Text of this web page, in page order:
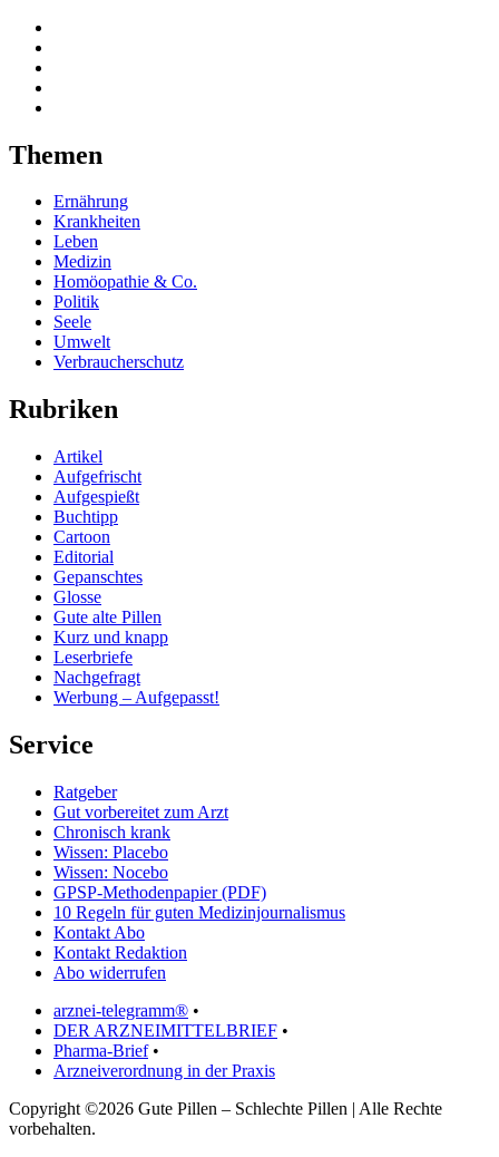
Themen
Ernährung
Krankheiten
Leben
Medizin
Homöopathie & Co.
Politik
Seele
Umwelt
Verbraucherschutz
Rubriken
Artikel
Aufgefrischt
Aufgespießt
Buchtipp
Cartoon
Editorial
Gepanschtes
Glosse
Gute alte Pillen
Kurz und knapp
Leserbriefe
Nachgefragt
Werbung – Aufgepasst!
Service
Ratgeber
Gut vorbereitet zum Arzt
Chronisch krank
Wissen: Placebo
Wissen: Nocebo
GPSP-Methodenpapier (PDF)
10 Regeln für guten Medizinjournalismus
Kontakt Abo
Kontakt Redaktion
Abo widerrufen
arznei-telegramm® •
DER ARZNEIMITTELBRIEF •
Pharma-Brief•
Arzneiverordnung in der Praxis
Copyright ©2026 Gute Pillen – Schlechte Pillen | Alle Rechte
vorbehalten.